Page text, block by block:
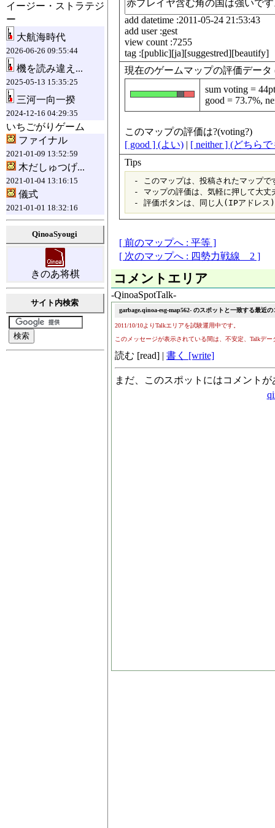
イージー・ストラテジ
ー
大航海時代
2026-06-26 09:55:44
機を読み違え...
2025-05-13 15:35:25
三河一向一揆
2024-12-16 04:29:35
いちごがりゲーム
ファイナル
2021-01-09 13:52:59
木だしゅつげ...
2021-01-04 13:16:15
儀式
2021-01-01 18:32:16
QinoaSyougi
きのあ将棋
サイト内検索
add datetime :2011-05-24 21:53:43
add user :gest
view count :7255
tag :[public][ja][suggestred][beautify]
現在のゲームマップの評価データ
sum voting = 44pt
good = 73.7%,
このマップの評価は?(voting?)
[ good ] (よい)| [ neither ] (どちら
Tips
- このマップは、投稿されたマップで
- マップの評価は、気軽に押して大丈
[ 前のマップへ : 平等 ]
[ 次のマップへ : 四勢力戦線 2 ]
コメントエリア
-QinoaSpotTalk-